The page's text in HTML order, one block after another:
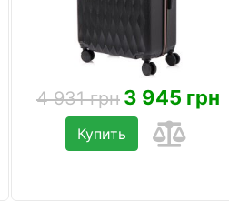
4 931 грн 3 945 грн
Купить